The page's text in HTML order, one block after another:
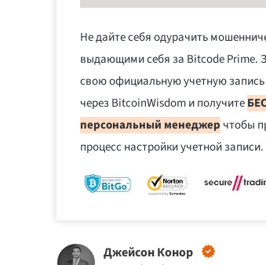
Не дайте себя одурачить
выдающими себя за Bitcode Prime.
свою официальную учетную
через BitcoinWisdom и получите
персональный менеджерчтобы
процесс настройки учетной записи.
Джейсон Конор